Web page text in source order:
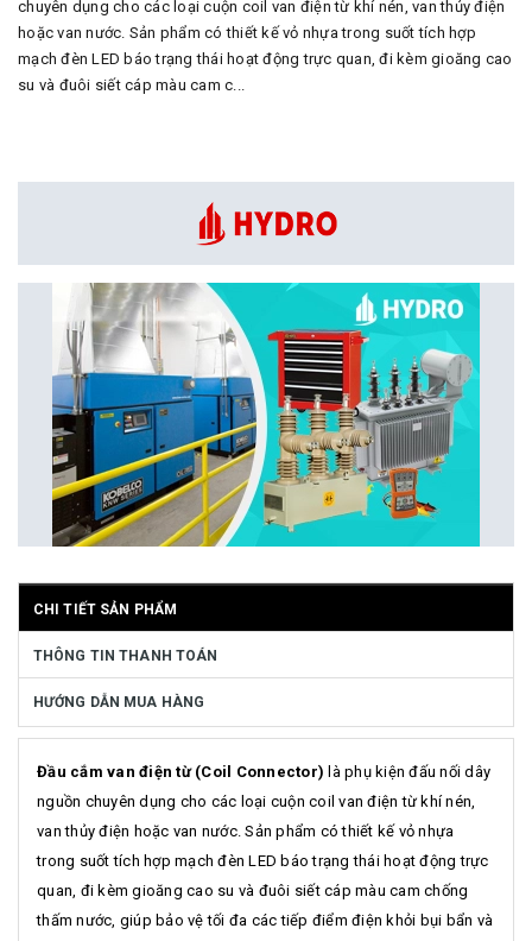
chuyên dụng cho các loại cuộn coil van điện từ khí nén, van thủy điện
hoặc van nước. Sản phẩm có thiết kế vỏ nhựa trong suốt tích hợp
mạch đèn LED báo trạng thái hoạt động trực quan, đi kèm gioăng cao
su và đuôi siết cáp màu cam c...
CHI TIẾT SẢN PHẨM
THÔNG TIN THANH TOÁN
HƯỚNG DẪN MUA HÀNG
Đầu cắm van điện từ (Coil Connector) là phụ kiện đấu nối dây
nguồn chuyên dụng cho các loại cuộn coil van điện từ khí nén,
van thủy điện hoặc van nước. Sản phẩm có thiết kế vỏ nhựa
trong suốt tích hợp mạch đèn LED báo trạng thái hoạt động trực
quan, đi kèm gioăng cao su và đuôi siết cáp màu cam chống
thấm nước, giúp bảo vệ tối đa các tiếp điểm điện khỏi bụi bẩn và